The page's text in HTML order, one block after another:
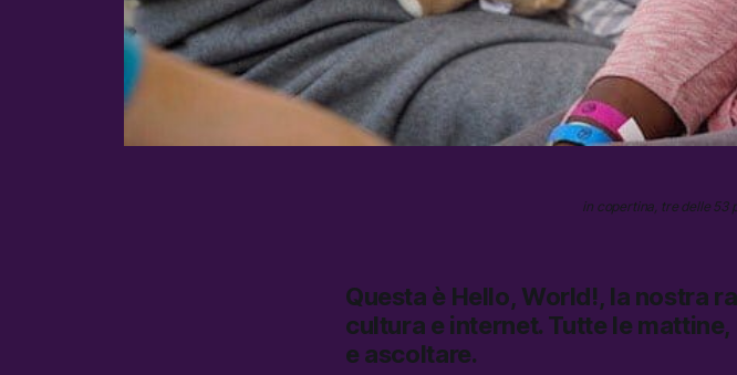
in copertina, tre delle 53
Questa è Hello, World!, la nostra
cultura e internet. Tutte le
e ascoltare.